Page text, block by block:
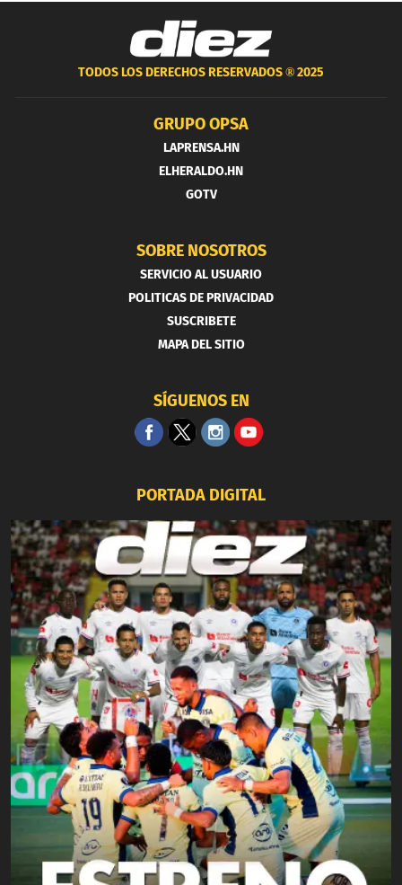
TODOS LOS DERECHOS RESERVADOS ®2025
GRUPO OPSA
LAPRENSA.HN
ELHERALDO.HN
GOTV
SOBRE NOSOTROS
SERVICIO AL USUARIO
POLITICAS DE PRIVACIDAD
SUSCRIBETE
MAPA DEL SITIO
SÍGUENOS EN
PORTADA DIGITAL